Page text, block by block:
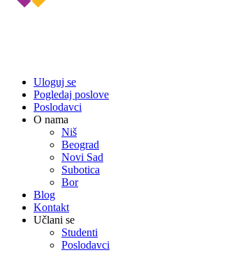
Uloguj se
Pogledaj poslove
Poslodavci
O nama
Niš
Beograd
Novi Sad
Subotica
Bor
Blog
Kontakt
Učlani se
Studenti
Poslodavci